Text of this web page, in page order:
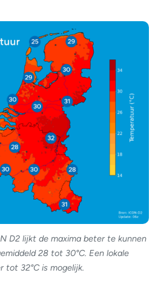
D2 lijkt de maxima beter te kunnen
28 tot 30°C. Een lokale
tot 32°C is mogelijk.